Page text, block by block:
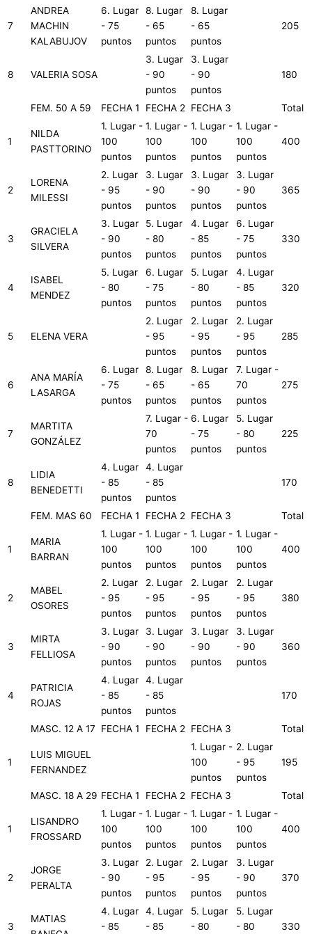
7
ANDREA
MACHIN
KALABUJOV
6. Lugar
- 75
puntos
8. Lugar
- 65
puntos
8. Lugar
- 65
puntos
205
8 VALERIA SOSA
3. Lugar
- 90
puntos
3. Lugar
- 90
puntos
180
FEM. 50 A 59 FECHA 1 FECHA 2 FECHA 3 Total
1
NILDA
PASTTORINO
1. Lugar -
100
puntos
1. Lugar -
100
puntos
1. Lugar -
100
puntos
1. Lugar -
100
puntos
400
2
LORENA
MILESSI
2. Lugar
- 95
puntos
3. Lugar
- 90
puntos
3. Lugar
- 90
puntos
3. Lugar
- 90
puntos
365
3
GRACIELA
SILVERA
3. Lugar
- 90
puntos
5. Lugar
- 80
puntos
4. Lugar
- 85
puntos
6. Lugar
- 75
puntos
330
4
ISABEL
MENDEZ
5. Lugar
- 80
puntos
6. Lugar
- 75
puntos
5. Lugar
- 80
puntos
4. Lugar
- 85
puntos
320
5 ELENA VERA
2. Lugar
- 95
puntos
2. Lugar
- 95
puntos
2. Lugar
- 95
puntos
285
6
ANA MARÍA
LASARGA
6. Lugar
- 75
puntos
8. Lugar
- 65
puntos
8. Lugar
- 65
puntos
7. Lugar -
70
puntos
275
7
MARTITA
GONZÁLEZ
7. Lugar -
70
puntos
6. Lugar
- 75
puntos
5. Lugar
- 80
puntos
225
8
LIDIA
BENEDETTI
4. Lugar
- 85
puntos
4. Lugar
- 85
puntos
170
FEM. MAS 60 FECHA 1 FECHA 2 FECHA 3 Total
1
MARIA
BARRAN
1. Lugar -
100
puntos
1. Lugar -
100
puntos
1. Lugar -
100
puntos
1. Lugar -
100
puntos
400
2
MABEL
OSORES
2. Lugar
- 95
puntos
2. Lugar
- 95
puntos
2. Lugar
- 95
puntos
2. Lugar
- 95
puntos
380
3
MIRTA
FELLIOSA
3. Lugar
- 90
puntos
3. Lugar
- 90
puntos
3. Lugar
- 90
puntos
3. Lugar
- 90
puntos
360
4
PATRICIA
ROJAS
4. Lugar
- 85
puntos
4. Lugar
- 85
puntos
170
MASC. 12 A 17 FECHA 1 FECHA 2 FECHA 3 Total
1
LUIS MIGUEL
FERNANDEZ
1. Lugar -
100
puntos
2. Lugar
- 95
puntos
195
MASC. 18 A 29 FECHA 1 FECHA 2 FECHA 3 Total
1
LISANDRO
FROSSARD
1. Lugar -
100
puntos
1. Lugar -
100
puntos
1. Lugar -
100
puntos
1. Lugar -
100
puntos
400
2
JORGE
PERALTA
3. Lugar
- 90
puntos
2. Lugar
- 95
puntos
2. Lugar
- 95
puntos
3. Lugar
- 90
puntos
370
3
MATIAS
4. Lugar
- 85
4. Lugar
- 85
5. Lugar
- 80
5. Lugar
- 80
330